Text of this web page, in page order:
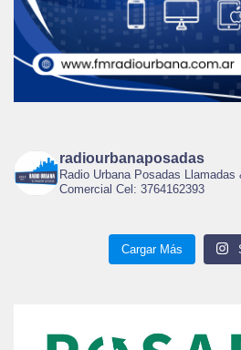
radiourbanaposadas
Radio Urbana Posadas
Comercial Cel: 3764162393
Cargar Más